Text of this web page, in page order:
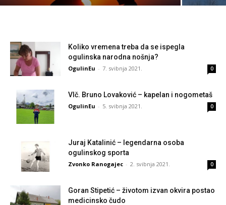
Koliko vremena treba da se ispegla
ogulinska narodna nošnja?
OgulinEu - 7. svibnja 2021. 0
Vlč. Bruno Lovaković – kapelan i nogometaš
OgulinEu - 5. svibnja 2021. 0
Juraj Katalinić – legendarna osoba
ogulinskog sporta
Zvonko Ranogajec - 2. svibnja 2021. 0
Goran Stipetić – životom izvan okvira postao
medicinsko čudo